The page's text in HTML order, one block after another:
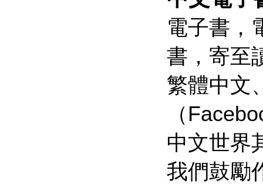
電子書，
書，寄至
繁體中文
（
中文世界
我們鼓勵